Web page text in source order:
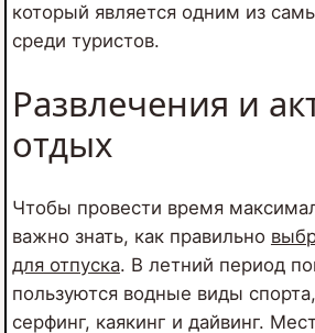
который является одним из
среди туристов.
Развлечения и
отдых
Чтобы провести время
важно знать, как правильно
для отпуска. В летний период
пользуются водные виды
серфинг, каякинг и дайвинг.